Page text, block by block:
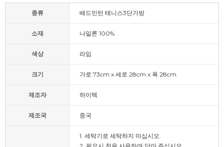
종류 배드민턴 테니스3단가방
소재 나일론 100%
색상 라임
크기 가로 73cm x 세로 28cm x 폭 28cm
제조자 하이텍
제조국 중국
1. 세탁기로 세탁하지 마십시오.